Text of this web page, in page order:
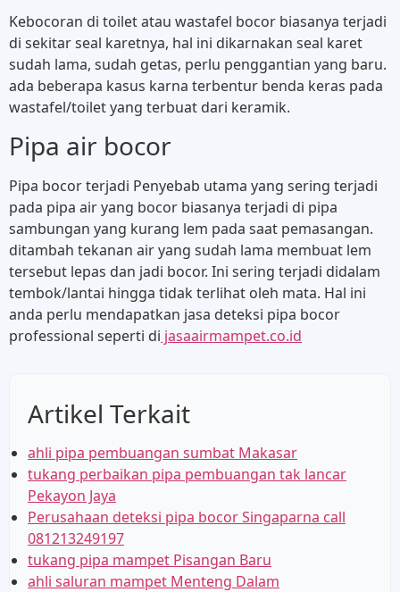
Kebocoran di toilet atau wastafel bocor biasanya terjadi
di sekitar seal karetnya, hal ini dikarnakan seal karet
sudah lama, sudah getas, perlu penggantian yang baru.
ada beberapa kasus karna terbentur benda keras pada
wastafel/toilet yang terbuat dari keramik.
Pipa air bocor
Pipa bocor terjadi Penyebab utama yang sering terjadi
pada pipa air yang bocor biasanya terjadi di pipa
sambungan yang kurang lem pada saat pemasangan.
ditambah tekanan air yang sudah lama membuat lem
tersebut lepas dan jadi bocor. Ini sering terjadi didalam
tembok/lantai hingga tidak terlihat oleh mata. Hal ini
anda perlu mendapatkan jasa deteksi pipa bocor
professional seperti di jasaairmampet.co.id
Artikel Terkait
ahli pipa pembuangan sumbat Makasar
tukang perbaikan pipa pembuangan tak lancar
Pekayon Jaya
Perusahaan deteksi pipa bocor Singaparna call
081213249197
tukang pipa mampet Pisangan Baru
ahli saluran mampet Menteng Dalam